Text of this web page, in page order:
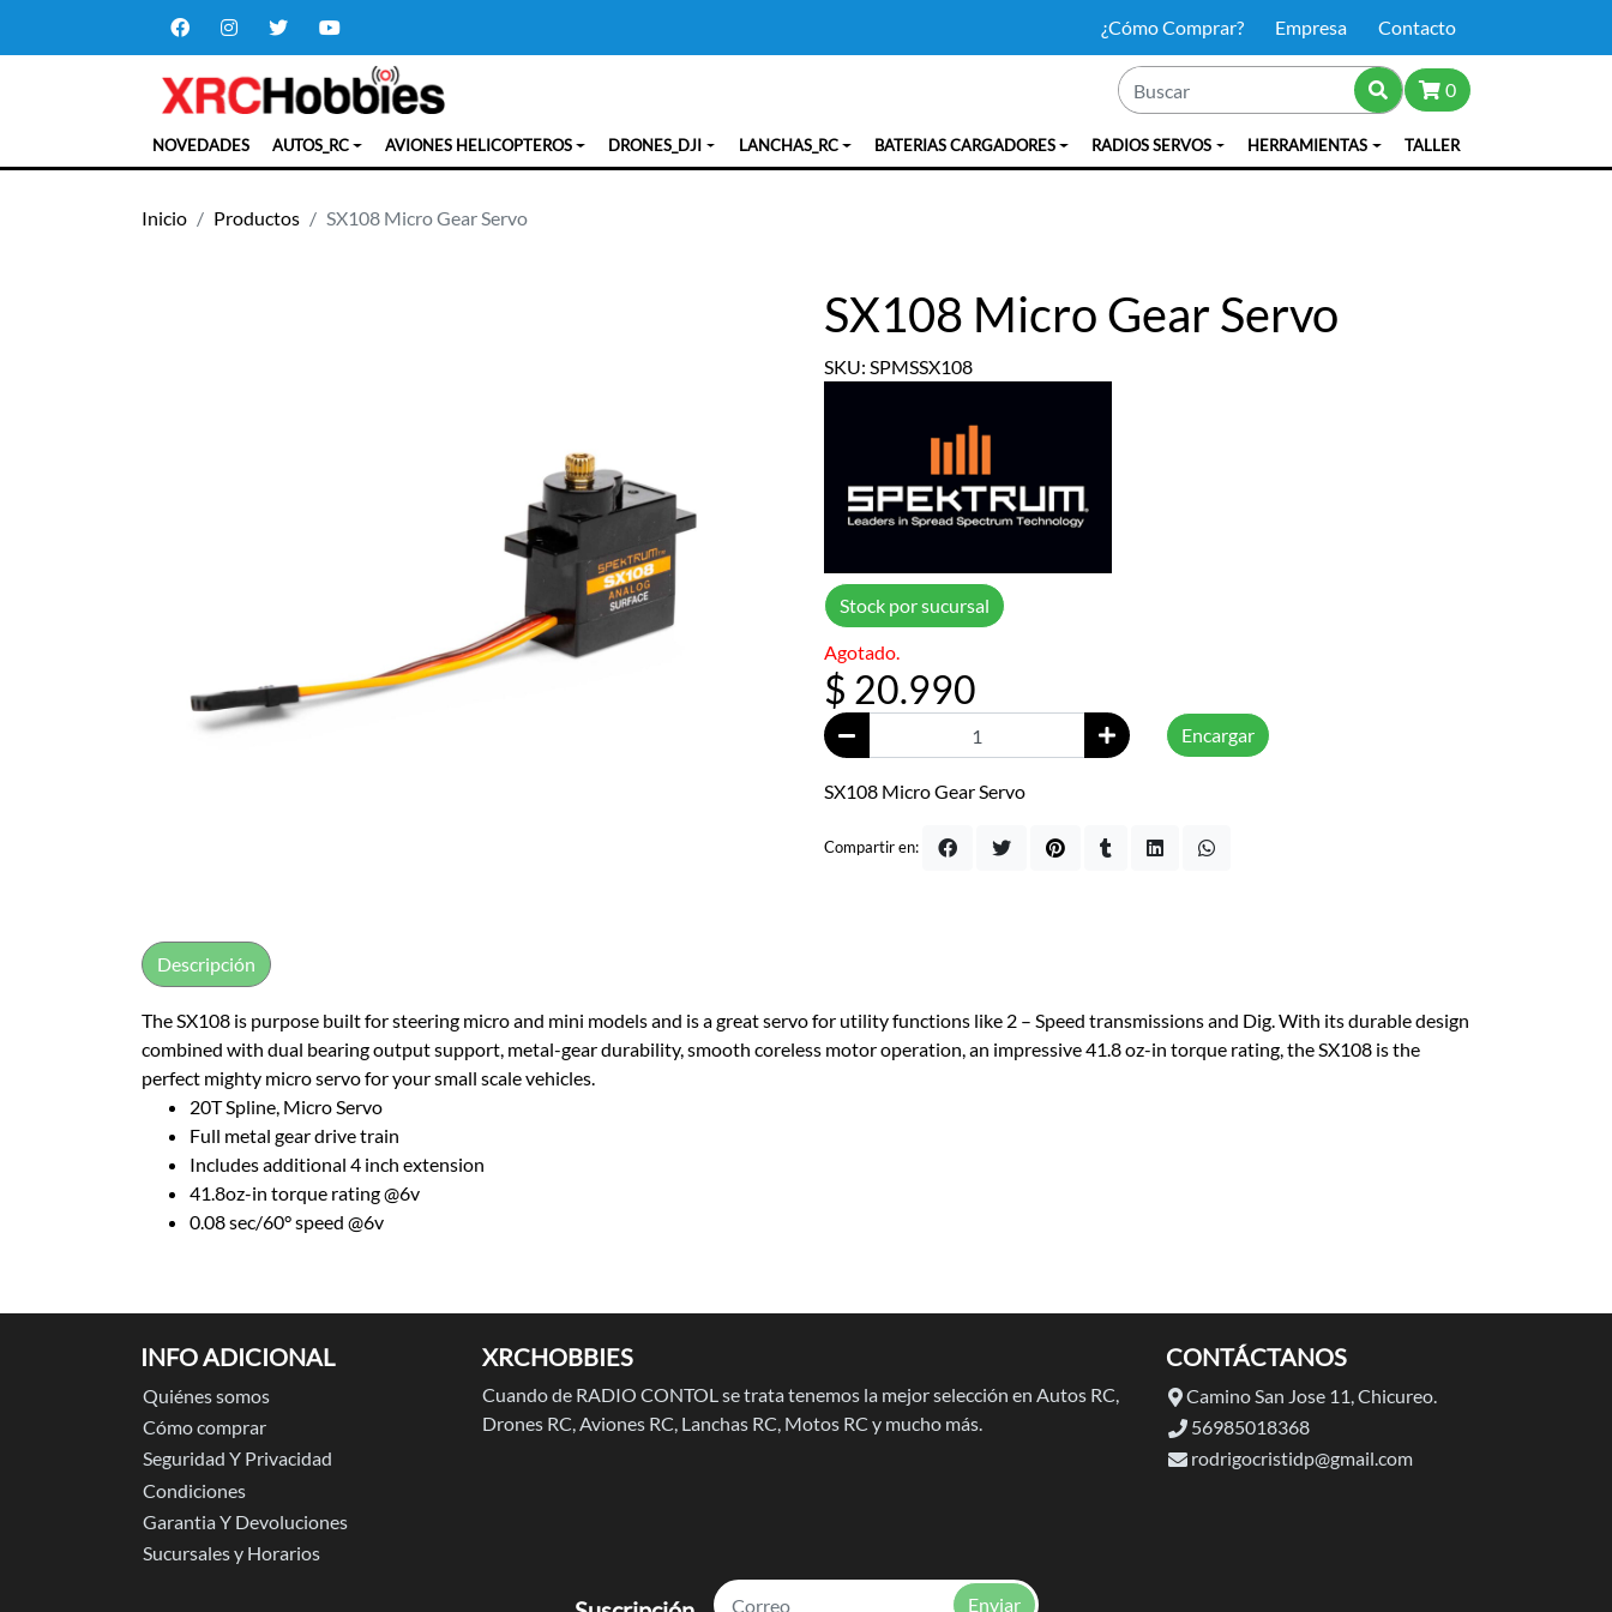
¿Cómo Comprar? Empresa Contacto
0
NOVEDADES AUTOS_RC AVIONES HELICOPTEROS DRONES_DJI LANCHAS_RC BATERIAS CARGADORES RADIOS SERVOS HERRAMIENTAS TALLER
Inicio Productos SX108 Micro Gear Servo
SX108 Micro Gear Servo
SKU: SPMSSX108
Stock por sucursal
Agotado.
$ 20.990
Encargar
SX108 Micro Gear Servo
Compartir en:
The SX108 is purpose built for steering micro and mini models and is a great servo for utility functions like 2 – Speed transmissions and Dig. With its durable design
combined with dual bearing output support, metal-gear durability, smooth coreless motor operation, an impressive 41.8 oz-in torque rating, the SX108 is the
perfect mighty micro servo for your small scale vehicles.
20T Spline, Micro Servo
Full metal gear drive train
Includes additional 4 inch extension
41.8oz-in torque rating @6v
0.08 sec/60° speed @6v
Descripción
INFO ADICIONAL
Quiénes somos
Cómo comprar
Seguridad Y Privacidad
Condiciones
Garantia Y Devoluciones
Sucursales y Horarios
XRCHOBBIES
Cuando de RADIO CONTOL se trata tenemos la mejor selección en Autos RC,
Drones RC, Aviones RC, Lanchas RC, Motos RC y mucho más.
CONTÁCTANOS
Camino San Jose 11, Chicureo.
56985018368
rodrigocristidp@gmail.com
Enviar